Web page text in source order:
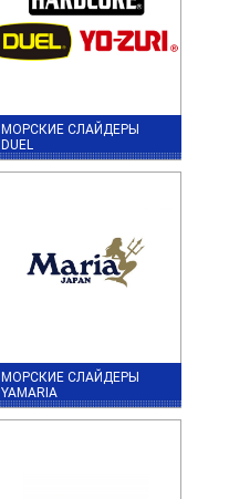
МОРСКИЕ СЛАЙДЕРЫ
DUEL
МОРСКИЕ СЛАЙДЕРЫ
YAMARIA